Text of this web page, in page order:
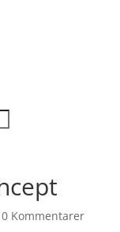
0 Kommentarer